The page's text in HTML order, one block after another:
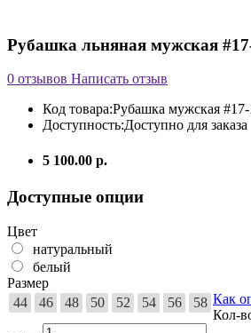
Рубашка льняная мужская
0 отзывов Написать отзыв
Код товара:Рубашка мужская #17-
Доступность:Доступно для заказа
5 100.00 р.
Доступные опции
Цвет
натуральный
белый
Размер
44
46 48 50 52 54 56 58 Как
Кол-